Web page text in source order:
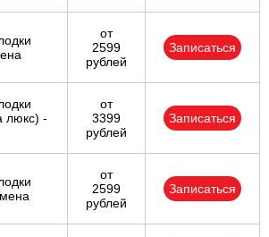
от
2599
рублей
Записаться
люкс) -
от
3399
рублей
Записаться
от
2599
рублей
Записаться